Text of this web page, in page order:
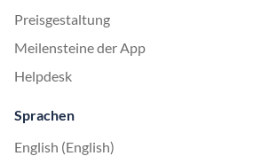
Preisgestaltung
Meilensteine der App
Helpdesk
Sprachen
English (English)